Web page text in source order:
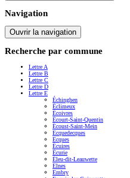
Navigation
Ouvrir la navigation
Recherche par commune
Lettre A
Lettre B
Lettre C
Lettre D
Lettre E
Échinghen
Éclimeux
Écoivres
Écourt-Saint-Quentin
Écoust-Saint-Mein
Ecquedecques
Ecques
Écuires
Écurie
Éleu-dit-Leauwette
Elnes
Embry